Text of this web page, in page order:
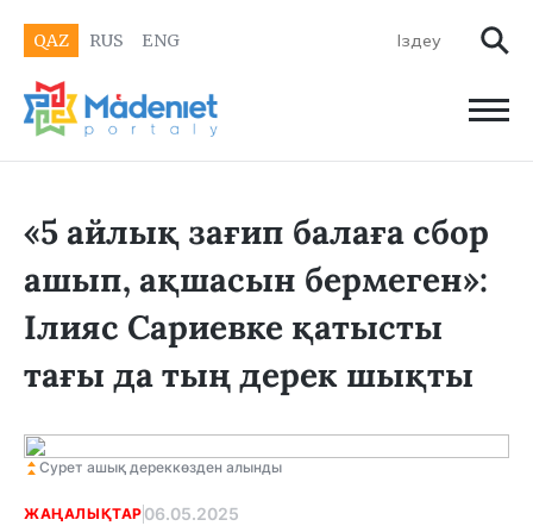
QAZ RUS ENG
«5 айлық зағип балаға сбор
ашып, ақшасын бермеген»:
Ілияс Сариевке қатысты
тағы да тың дерек шықты
Сурет ашық дереккөзден алынды
ЖАҢАЛЫҚТАР 06.05.2025